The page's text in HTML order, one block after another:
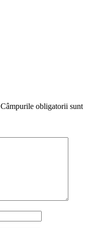
Câmpurile obligatorii sunt